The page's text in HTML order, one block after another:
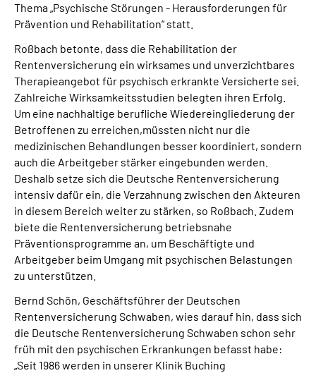
Mein Kundenportal
Thema „Psychische Störungen - Herausforderungen für
Prävention und Rehabilitation“ statt.
Roßbach betonte, dass die Rehabilitation der
Rentenversicherung ein wirksames und unverzichtbares
Therapieangebot für psychisch erkrankte Versicherte sei.
Zahlreiche Wirksamkeitsstudien belegten ihren Erfolg.
Um eine nachhaltige berufliche Wiedereingliederung der
Betroffenen zu erreichen,müssten nicht nur die
medizinischen Behandlungen besser koordiniert, sondern
auch die Arbeitgeber stärker eingebunden werden.
Deshalb setze sich die Deutsche Rentenversicherung
intensiv dafür ein, die Verzahnung zwischen den Akteuren
in diesem Bereich weiter zu stärken, so Roßbach. Zudem
biete die Rentenversicherung betriebsnahe
Präventionsprogramme an, um Beschäftigte und
Arbeitgeber beim Umgang mit psychischen Belastungen
zu unterstützen.
Bernd Schön, Geschäftsführer der Deutschen
Rentenversicherung Schwaben, wies darauf hin, dass sich
die Deutsche Rentenversicherung Schwaben schon sehr
früh mit den psychischen Erkrankungen befasst habe:
„Seit 1986 werden in unserer Klinik Buching